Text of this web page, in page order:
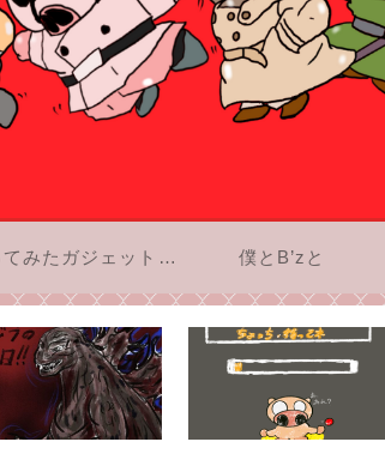
買ってみたガジェットのお話 僕とB’zと